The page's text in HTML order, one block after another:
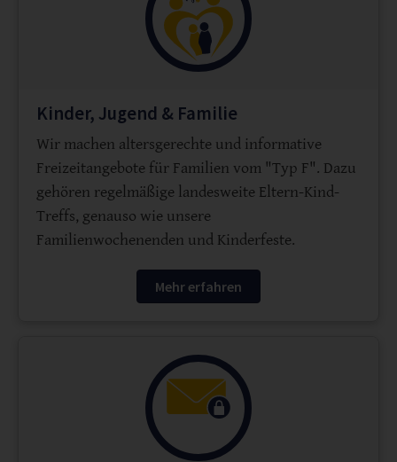
Kinder, Jugend & Familie
Wir machen altersgerechte und informative
Freizeitangebote für Familien vom "Typ F". Dazu
gehören regelmäßige landesweite Eltern-Kind-
Treffs, genauso wie unsere
Familienwochenenden und Kinderfeste.
Mehr erfahren